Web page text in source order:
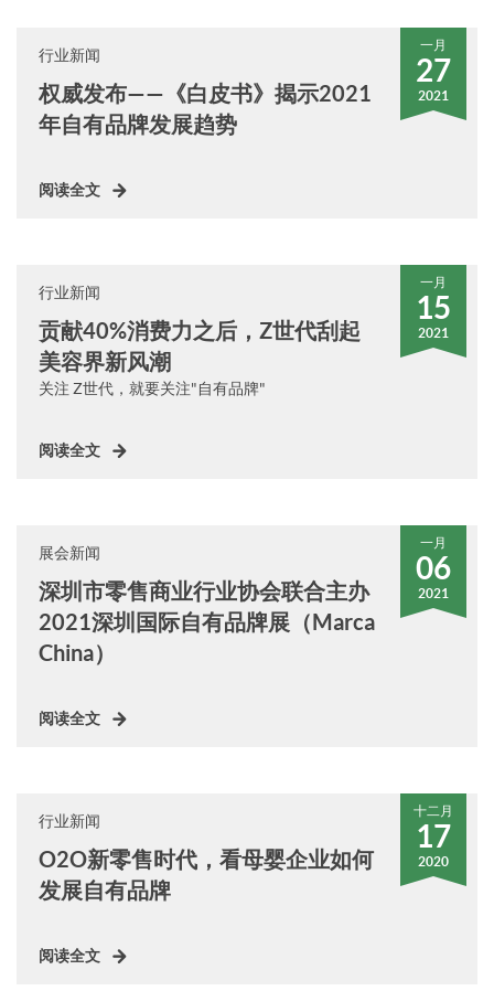
一月
27
2021
行业新闻
权威发布——《白皮书》揭示2021
年自有品牌发展趋势
阅读全文
一月
15
2021
行业新闻
贡献40%消费力之后，Z世代刮起
美容界新风潮
关注 Z世代，就要关注"自有品牌"
阅读全文
一月
06
2021
展会新闻
深圳市零售商业行业协会联合主办
2021深圳国际自有品牌展（Marca
China）
阅读全文
十二月
17
2020
行业新闻
O2O新零售时代，看母婴企业如何
发展自有品牌
阅读全文